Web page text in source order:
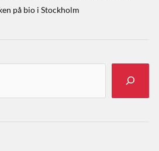
på bio i Stockholm